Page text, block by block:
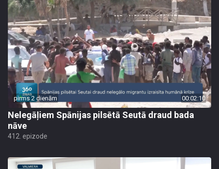
pirms 2 dienām 00:02:10
Nelegāļiem Spānijas pilsētā Seutā draud bada
nāve
412. epizode